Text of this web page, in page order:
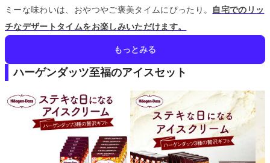
ミーな味わいは、おやつやご褒美タイムにぴったり。 自宅でのリッ
チなデザートタイムをお楽しみいただけます。
もっとみる
ハーゲンダッツ至福のアイスセット